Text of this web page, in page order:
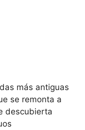
más antiguas
se remonta a
descubierta